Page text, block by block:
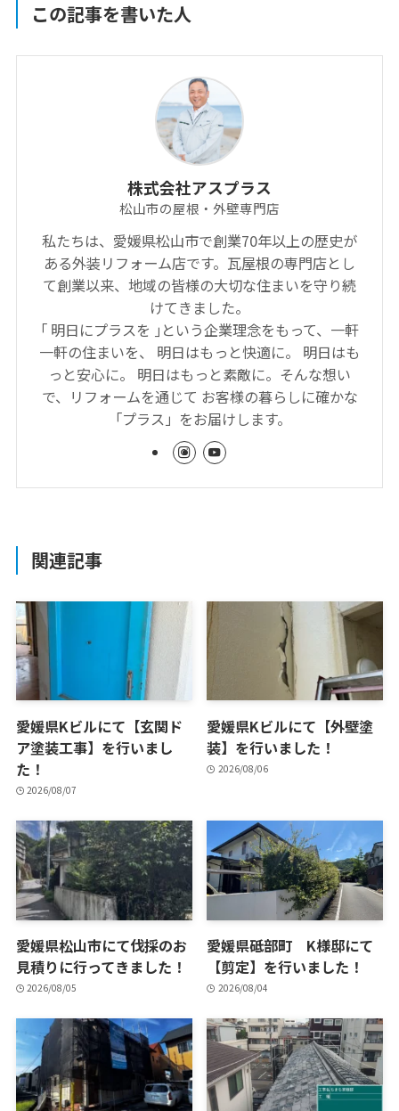
この記事を書いた人
株式会社アスプラス
松山市の屋根・外壁専門店
私たちは、愛媛県松山市で創業70年以上の歴史が
ある外装リフォーム店です。瓦屋根の専門店とし
て創業以来、地域の皆様の大切な住まいを守り続
けてきました。
｢ 明日にプラスを ｣という企業理念をもって、一軒
一軒の住まいを、 明日はもっと快適に。 明日はも
っと安心に。 明日はもっと素敵に。そんな想い
で、リフォームを通じて お客様の暮らしに確かな
「プラス」をお届けします。
関連記事
愛媛県Kビルにて【玄関ド
ア塗装工事】を行いまし
た！
2026/08/07
愛媛県Kビルにて【外壁塗
装】を行いました！
2026/08/06
愛媛県松山市にて伐採のお
見積りに行ってきました！
2026/08/05
愛媛県砥部町 K様邸にて
【剪定】を行いました！
2026/08/04